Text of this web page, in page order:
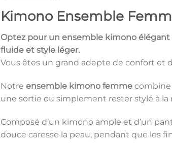
Kimono Ensemble
Optez pour un ensemble kimono élégant
fluide et style léger.
Vous êtes un grand adepte de confort et
Notre ensemble kimono femme combine
une sortie ou simplement rester stylé à
Composé d’un kimono ample et d’un
douce caresse la peau, pendant que les